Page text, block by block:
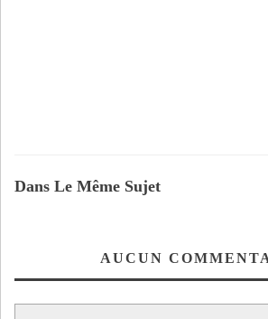
Dans Le Même Sujet
AUCUN